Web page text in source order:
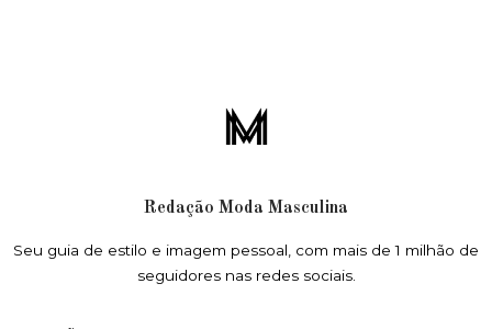
Redação Moda Masculina
Seu guia de estilo e imagem pessoal, com mais de 1 milhão de
seguidores nas redes sociais.